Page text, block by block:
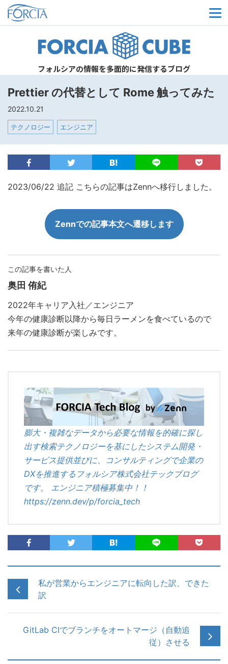
メ
フォルシアの情報を多面的に発信するブログ
Prettier の代替として Rome 触ってみた
2022.10.21
テクノロジー エンジニア
2023/06/22 追記 こちらの記事はZennへ移行しました。
Zennでの記事本文へ遷移します
この記事を書いた人
奥田 侑紀
2022年キャリア入社／エンジニア
今年の健康診断以降から毎日ラーメンを食べているので
来年の健康診断が楽しみです。
膨大・複雑なデータから必要な情報を的確に探し
出す検索テクノロジーを基にしたシステム開発・
サービス提供並びに、コンサルティングで企業の
DXを推進するフォルシア株式会社テックブログ
です。 エンジニア積極募集中！！
https://zenn.dev/p/forcia_tech
私が営業からエンジニアに転向した訳、できた
訳
GitLab CIでブランチをオートマージ（自動追
従）させる